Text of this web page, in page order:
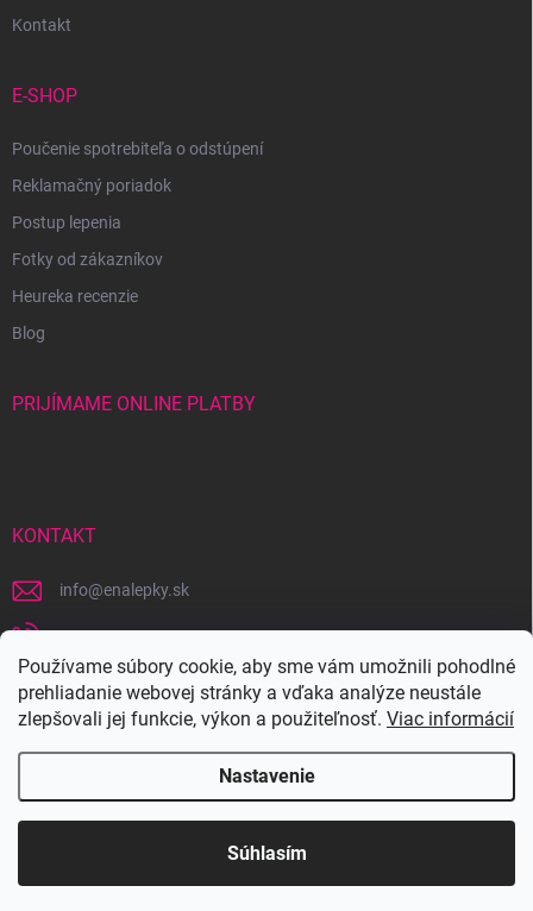
Používame súbory cookie, aby sme vám umožnili pohodlné
prehliadanie webovej stránky a vďaka analýze neustále
zlepšovali jej funkcie, výkon a použiteľnosť. Viac informácií
Nastavenie
Súhlasím
Kontakt
E-SHOP
Poučenie spotrebiteľa o odstúpení
Reklamačný poriadok
Postup lepenia
Fotky od zákazníkov
Heureka recenzie
Blog
PRIJÍMAME ONLINE PLATBY
KONTAKT
info@enalepky.sk
+421 907 631 143
https://www.facebook.com/eNALEPKYsk/
/enalepky/
eNALEPKY.sk . Všetky práva vyhradené.